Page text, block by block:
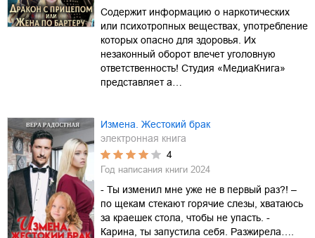
Содержит информацию о наркотических
или психотропных веществах, употребление
которых опасно для здоровья. Их
незаконный оборот влечет уголовную
ответственность! Студия «МедиаКнига»
представляет а…
Измена. Жестокий брак
электронная книга
4
Год написания книги 2024
- Ты изменил мне уже не в первый раз?! –
по щекам стекают горячие слезы, хватаюсь
за краешек стола, чтобы не упасть. -
Карина, ты запустила себя. Разжирела….